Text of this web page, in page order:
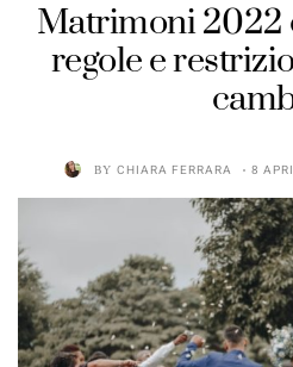
Matrimoni 2022
regole e
BY CHIARA FERRARA 8